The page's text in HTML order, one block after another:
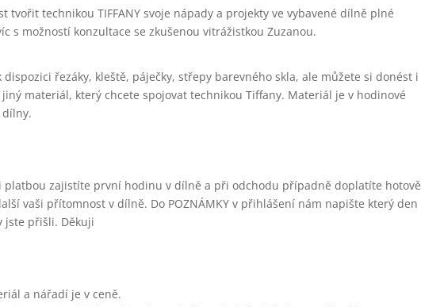
tvořit technikou TIFFANY svoje nápady a projekty ve vybavené dílně plné
s možností konzultace se zkušenou vitrážistkou Zuzanou.
řezáky, kleště, páječky, střepy barevného skla, ale můžete si donést i
materiál, který chcete spojovat technikou Tiffany. Materiál je v hodinové
platbou zajistíte první hodinu v dílně a při odchodu případně doplatíte hotově
vaši přítomnost v dílně. Do POZNÁMKY v přihlášení nám napište který den
jste přišli. Děkuji
a nářadí je v ceně.